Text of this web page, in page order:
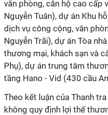
văn phòng, căn hộ cao cấp
Nguyễn Tuân), dự án Khu
dịch vụ công cộng, văn
Nguyễn Trãi), dự án Tòa
thương mại, khách sạn và
Phụ), dự án trung tâm
tầng Hano - Vid (430 cầu
Theo kết luận của Thanh
không quy định lợi thế